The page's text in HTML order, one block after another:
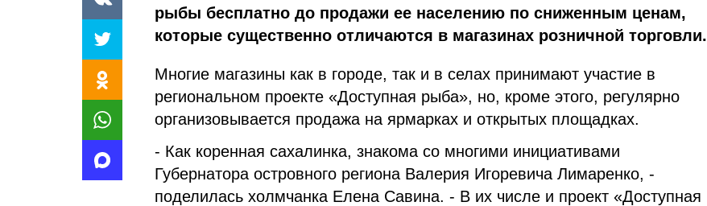
рыбы бесплатно до продажи ее населению по сниженным ценам,
которые существенно отличаются в магазинах розничной торговли.
Многие магазины как в городе, так и в селах принимают участие в
региональном проекте «Доступная рыба», но, кроме этого, регулярно
организовывается продажа на ярмарках и открытых площадках.
- Как коренная сахалинка, знакома со многими инициативами
Губернатора островного региона Валерия Игоревича Лимаренко, -
поделилась холмчанка Елена Савина. - В их числе и проект «Доступная